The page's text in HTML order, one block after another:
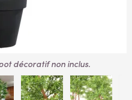
décoratif non inclus.